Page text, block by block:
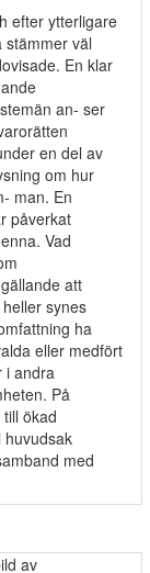
efter ytterligare
stämmer väl
En klar
an- ser
en del av
om hur
man. En
påverkat
Vad
att
synes
ha
eller medfört
i andra
På
ökad
huvudsak
med
av